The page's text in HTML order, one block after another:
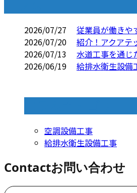
2026/07/27
従業員が働き
2026/07/20
紹介！アクアテ
2026/07/13
水道工事を通
2026/06/19
給排水衛生設
空調設備工事
給排水衛生設備工事
Contactお問い合わせ